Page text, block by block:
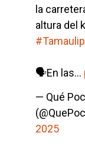
la
altura del
🗣En las…
— Qué
2025